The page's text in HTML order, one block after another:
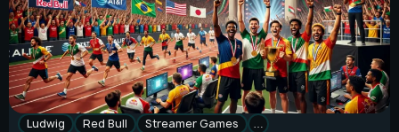
Ludwig Red Bull Streamer Games …